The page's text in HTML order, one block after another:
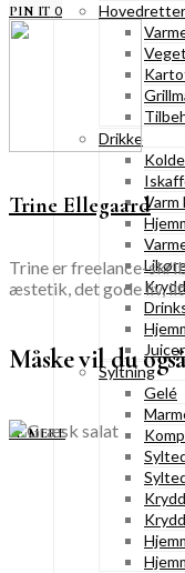
Hovedretter
Drikke
Varm
Syltning
Gelé
PIN IT 0
Trine Ellegaard
Trine er freelance-
æstetik, det gode liv,
Måske vil du
SE MERE